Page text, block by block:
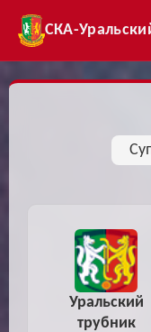
Уральский
трубник